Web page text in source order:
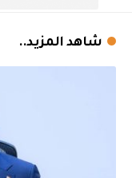
شاهد المزيد..